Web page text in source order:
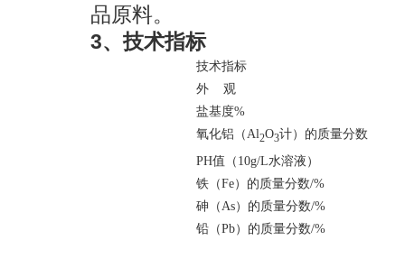
品原料。
3、技术指标
技术指标
外 观
盐基度%
氧化铝（Al2O3计）的质量分数
PH值（10g/L水溶液）
铁（Fe）的质量分数/%
砷（As）的质量分数/%
铅（Pb）的质量分数/%